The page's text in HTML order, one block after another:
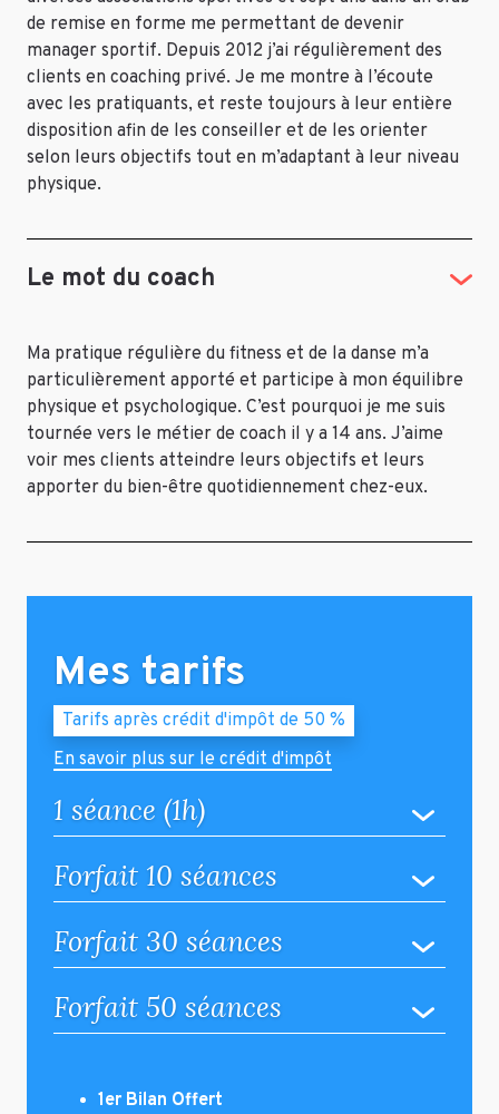
de remise en forme me permettant de devenir
manager sportif. Depuis 2012 j’ai régulièrement des
clients en coaching privé. Je me montre à l’écoute
avec les pratiquants, et reste toujours à leur entière
disposition afin de les conseiller et de les orienter
selon leurs objectifs tout en m’adaptant à leur niveau
physique.
Le mot du coach
Ma pratique régulière du fitness et de la danse m’a
particulièrement apporté et participe à mon équilibre
physique et psychologique. C’est pourquoi je me suis
tournée vers le métier de coach il y a 14 ans. J’aime
voir mes clients atteindre leurs objectifs et leurs
apporter du bien-être quotidiennement chez-eux.
Mes tarifs
Tarifs après crédit d'impôt de 50 %
En savoir plus sur le crédit d'impôt
1 séance (1h)
Forfait 10 séances
Forfait 30 séances
Forfait 50 séances
1er Bilan Offert